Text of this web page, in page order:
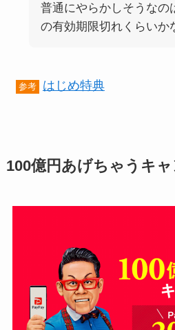
普通にやらかしそうなの
の有効期限切れくらい
参考 はじめ特典
100億円あげちゃうキ